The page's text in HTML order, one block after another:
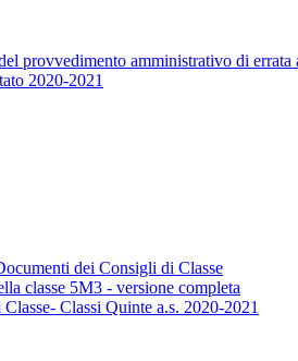
provvedimento amministrativo di
2020-2021
dei Consigli di Classe
classe 5M3 - versione completa
Classi Quinte a.s. 2020-2021